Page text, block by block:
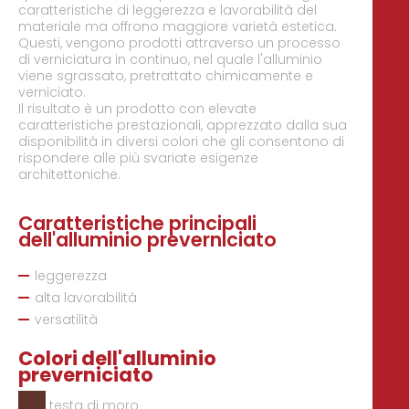
Adatto per
Utilizzabile anche negli ambienti più
aggressivi.
• Scheda tecnica
Adatto per
coperture
tubi e canali di scolo
lavori di lattoneria
• Scheda tecnica
caratteristiche di leggerezza e lavorabilità del
materiale ma offrono maggiore varietà estetica.
Questi, vengono prodotti attraverso un processo
di verniciatura in continuo, nel quale l'alluminio
viene sgrassato, pretrattato chimicamente e
verniciato.
Il risultato è un prodotto con elevate
caratteristiche prestazionali, apprezzato dalla sua
disponibilità in diversi colori che gli consentono di
rispondere alle più svariate esigenze
architettoniche.
Caratteristiche principali
dell'alluminio preverniciato
leggerezza
alta lavorabilità
versatilità
Colori dell'alluminio
preverniciato